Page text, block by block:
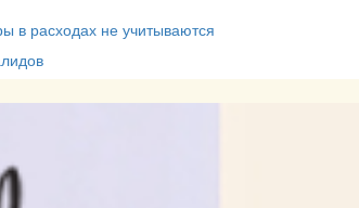
в расходах не учитываются